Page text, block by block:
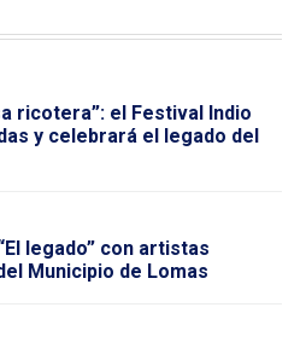
ricotera”: el Festival Indio
y celebrará el legado del
legado” con artistas
Municipio de Lomas